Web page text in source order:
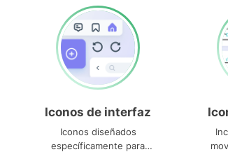
Iconos de interfaz
Iconos diseñados
específicamente para